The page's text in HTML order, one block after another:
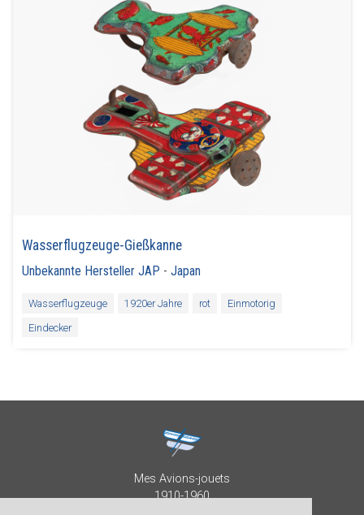
Wasserflugzeuge-Gießkanne
Unbekannte Hersteller JAP -Japan
Wasserflugzeuge 1920er Jahre rot
Einmotorig
Eindecker
Mes Avions-jouets
1910-1960